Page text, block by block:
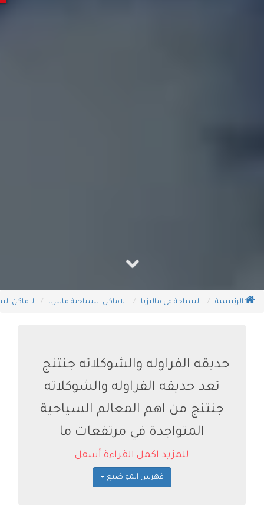
الرئيسية السياحة في ماليزيا الاماكن السياحية ماليزيا الاماكن
حديقه الفراوله والشوكلاته جنتنج
تعد حديقه الفراوله والشوكلاته
جنتنج من اهم المعالم السياحية
المتواجدة في مرتفعات ما
للمزيد اكمل القراءة أسفل
فهرس المواضيع